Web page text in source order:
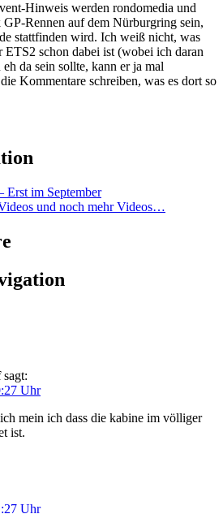
Hinweis werden rondomedia und
Rennen auf dem Nürburgring sein,
stattfinden wird. Ich weiß nicht, was
ETS2 schon dabei ist (wobei ich daran
da sein sollte, kann er ja mal
Kommentare schreiben, was es dort so
Erst im September
und noch mehr Videos…
sagt:
Uhr
mein ich dass die kabine im völliger
ist.
Uhr